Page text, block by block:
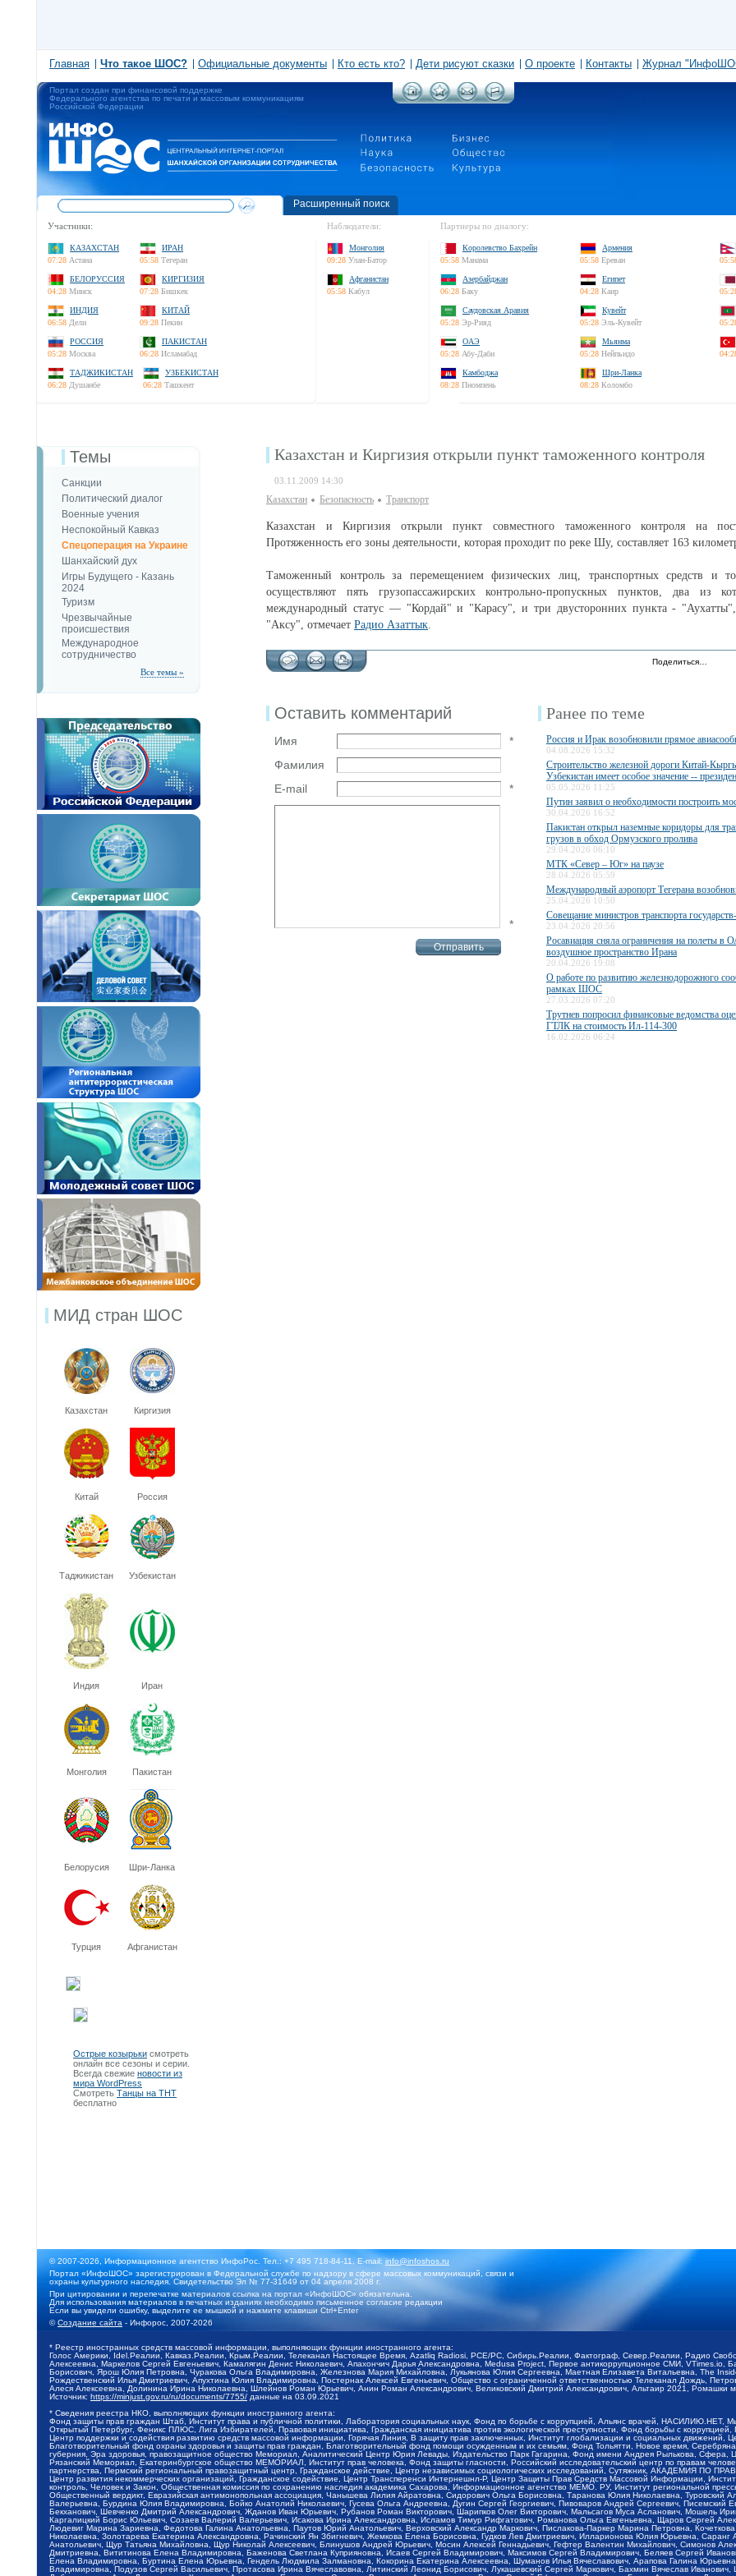
Главная Что такое ШОС? Официальные документы Кто есть кто? Дети рисуют сказки О проекте Контакты Журнал
Портал создан при финансовой поддержке
Федерального агентства по печати и массовым коммуникациям
Российской Федерации
Расширенный поиск
Участники:
КАЗАХСТАН
07:28 Астана
ИРАН
05:58 Тегеран
БЕЛОРУССИЯ
04:28 Минск
КИРГИЗИЯ
07:28 Бишкек
ИНДИЯ
06:58 Дели
КИТАЙ
09:28 Пекин
РОССИЯ
05:28 Москва
ПАКИСТАН
06:28 Исламабад
ТАДЖИКИСТАН
06:28 Душанбе
УЗБЕКИСТАН
06:28 Ташкент
Наблюдатели:
Монголия
09:28 Улан-Батор
Афганистан
05:58 Кабул
Партнеры по диалогу:
Королевство Бахрейн
05:58 Манама
Армения
05:58 Ереван
Азербайджан
06:28 Баку
Египет
04:28 Каир
Саудовская Аравия
05:28 Эр-Рияд
Кувейт
05:28 Эль-Кувейт
ОАЭ
05:28 Абу-Даби
Мьянма
05:28 Нейпьидо
Камбоджа
08:28 Пномпень
Шри-Ланка
08:28 Коломбо
Темы
Санкции
Политический диалог
Военные учения
Неспокойный Кавказ
Спецоперация на Украине
Шанхайский дух
Игры Будущего - Казань
2024
Туризм
Чрезвычайные
происшествия
Международное
сотрудничество
Все темы »
МИД стран ШОС
Казахстан Киргизия
Китай Россия
Таджикистан Узбекистан
Индия Иран
Монголия Пакистан
Белорусия Шри-Ланка
Турция Афганистан
Острые козырьки смотреть
онлайн все сезоны и серии.
Всегда свежие новости из
мира WordPress
Смотреть Танцы на ТНТ
бесплатно
Казахстан и Киргизия открыли пункт таможенного контроля
03.11.2009 14:30
Казахстан Безопаcность Транспорт
Казахстан и Киргизия открыли пункт совместного таможенного контроля на
Протяженность его зоны деятельности, которая проходит по реке Шу, составляет 163
Таможенный контроль за перемещением физических лиц, транспортных средств и
осуществляют пять грузопассажирских контрольно-пропускных пунктов, два из
международный статус — "Кордай" и "Карасу", и три двусторонних пункта -
"Аксу", отмечает Радио Азаттык.
Поделиться…
Оставить комментарий
Имя
*
Фамилия
E-mail
*
*
Ранее по теме
Россия и Ирак возобновили прямое
04.08.2026 15:32
Строительство железной дороги Китай-
Узбекистан имеет особое значение --
05.05.2026 11:25
Путин заявил о необходимости построить
30.04.2026 16:52
Пакистан открыл наземные коридоры для
грузов в обход Ормузского пролива
29.04.2026 06:10
МТК «Север – Юг» на паузе
28.04.2026 05:59
Международный аэропорт Тегерана
25.04.2026 10:50
Совещание министров транспорта
23.04.2026 20:56
Росавиация сняла ограничения на полеты в
воздушное пространство Ирана
20.04.2026 19:08
О работе по развитию железнодорожного
рамках ШОС
27.03.2026 07:20
Трутнев попросил финансовые ведомства
ГТЛК на стоимость Ил-114-300
16.02.2026 06:24
© 2007-2026, Информационное агентство ИнфоРос. Тел.: +7 495 718-84-11, E-mail:info@infoshos.ru
Портал «ИнфоШОС» зарегистрирован в Федеральной службе по надзору в сфере массовых коммуникаций, связи и
охраны культурного наследия. Свидетельство Эл № 77-31649 от 04 апреля 2008 г.
При цитировании и перепечатке материалов ссылка на портал «ИнфоШОС» обязательна.
Для использования материалов в печатных изданиях необходимо письменное согласие редакции
Если вы увидели ошибку, выделите ее мышкой и нажмите клавиши Ctrl+Enter
©Создание сайта - Инфорос, 2007-2026
* Реестр иностранных средств массовой информации, выполняющих функции иностранного агента:
Голос Америки, Idel.Реалии, Кавказ.Реалии, Крым.Реалии, Телеканал Настоящее Время, Azatliq Radiosi, PCE/PC, Сибирь.Реалии, Фактограф, Север.Реалии, Радио
Алексеевна, Маркелов Сергей Евгеньевич, Камалягин Денис Николаевич, Апахончич Дарья Александровна, Medusa Project, Первое антикоррупционное СМИ,
Борисович, Ярош Юлия Петровна, Чуракова Ольга Владимировна, Железнова Мария Михайловна, Лукьянова Юлия Сергеевна, Маетная Елизавета Витальевна, The
Рождественский Илья Дмитриевич, Апухтина Юлия Владимировна, Постернак Алексей Евгеньевич, Общество с ограниченной ответственностью Телеканал Дождь,
Алеся Алексеевна, Долинина Ирина Николаевна, Шлейнов Роман Юрьевич, Анин Роман Александрович, Великовский Дмитрий Александрович, Альтаир 2021, Ромашки
Источник: https://minjust.gov.ru/ru/documents/7755/ данные на 03.09.2021
* Сведения реестра НКО, выполняющих функции иностранного агента:
Фонд защиты прав граждан Штаб, Институт права и публичной политики, Лаборатория социальных наук, Фонд по борьбе с коррупцией, Альянс врачей,
Открытый Петербург, Феникс ПЛЮС, Лига Избирателей, Правовая инициатива, Гражданская инициатива против экологической преступности, Фонд борьбы с
Центр поддержки и содействия развитию средств массовой информации, Горячая Линия, В защиту прав заключенных, Институт глобализации и социальных
Благотворительный фонд охраны здоровья и защиты прав граждан, Благотворительный фонд помощи осужденным и их семьям, Фонд Тольятти, Новое время,
губерния, Эра здоровья, правозащитное общество Мемориал, Аналитический Центр Юрия Левады, Издательство Парк Гагарина, Фонд имени Андрея Рылькова,
Рязанский Мемориал, Екатеринбургское общество МЕМОРИАЛ, Институт прав человека, Фонд защиты гласности, Российский исследовательский центр по правам
партнерства, Пермский региональный правозащитный центр, Гражданское действие, Центр независимых социологических исследований, Сутяжник, АКАДЕМИЯ ПО
Центр развития некоммерческих организаций, Гражданское содействие, Центр Трансперенси Интернешнл-Р, Центр Защиты Прав Средств Массовой Информации,
контроль, Человек и Закон, Общественная комиссия по сохранению наследия академика Сахарова, Информационное агентство МЕМО. РУ, Институт региональной
Общественный вердикт, Евразийская антимонопольная ассоциация, Чанышева Лилия Айратовна, Сидорович Ольга Борисовна, Таранова Юлия Николаевна, Туровский
Валерьевна, Бурдина Юлия Владимировна, Бойко Анатолий Николаевич, Гусева Ольга Андреевна, Дугин Сергей Георгиевич, Пивоваров Андрей Сергеевич, Писемский
Бекханович, Шевченко Дмитрий Александрович, Жданов Иван Юрьевич, Рубанов Роман Викторович, Шарипков Олег Викторович, Мальсагов Муса Асланович, Мошель
Каргалицкий Борис Юльевич, Созаев Валерий Валерьевич, Исакова Ирина Александровна, Исламов Тимур Рифгатович, Романова Ольга Евгеньевна, Щаров Сергей
Людевиг Марина Зариевна, Федотова Галина Анатольевна, Паутов Юрий Анатольевич, Верховский Александр Маркович, Пислакова-Паркер Марина Петровна,
Николаевна, Золотарева Екатерина Александровна, Рачинский Ян Збигневич, Жемкова Елена Борисовна, Гудков Лев Дмитриевич, Илларионова Юлия Юрьевна,
Анатольевич, Щур Татьяна Михайловна, Щур Николай Алексеевич, Блинушов Андрей Юрьевич, Мосин Алексей Геннадьевич, Гефтер Валентин Михайлович, Симонов
Дмитриевна, Вититинова Елена Владимировна, Баженова Светлана Куприяновна, Исаев Сергей Владимирович, Максимов Сергей Владимирович, Беляев Сергей
Елена Владимировна, Буртина Елена Юрьевна, Гендель Людмила Залмановна, Кокорина Екатерина Алексеевна, Шуманов Илья Вячеславович, Арапова Галина
Владимировна, Подузов Сергей Васильевич, Протасова Ирина Вячеславовна, Литинский Леонид Борисович, Лукашевский Сергей Маркович, Бахмин Вячеслав